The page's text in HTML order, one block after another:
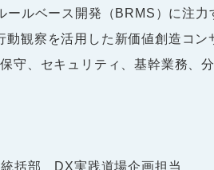
ルベース開発（BRMS）に注
観察を活用した新価値創造コン
守、セキュリティ、基幹業務、
括部 DX実践道場企画担当